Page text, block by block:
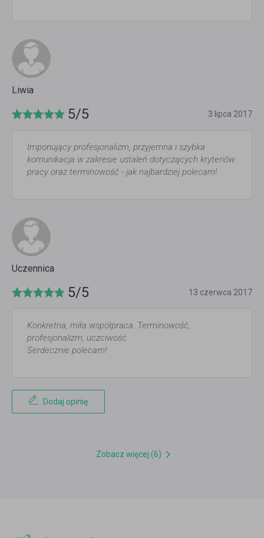
Liwia
5/5 3 lipca 2017
Imponujący profesjonalizm, przyjemna i szybka
komunikacja w zakresie ustaleń dotyczących kryteriów
pracy oraz terminowość - jak najbardziej polecam!
Uczennica
5/5 13 czerwca 2017
Konkretna, miła współpraca. Terminowość,
profesjonalizm, uczciwość.
Serdecznie polecam!
Dodaj opinię
Zobacz więcej (6)